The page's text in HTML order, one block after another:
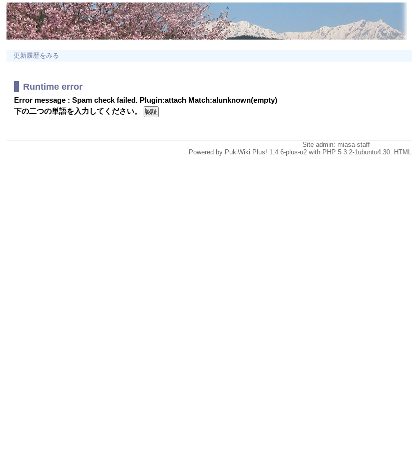
更新履歴をみる
Runtime error
Error message : Spam check failed. Plugin:attach Match:alunknown(empty)
下の二つの単語を入力してください。
Site admin: miasa-staff
Powered by PukiWiki Plus! 1.4.6-plus-u2 with PHP 5.3.2-1ubuntu4.30.